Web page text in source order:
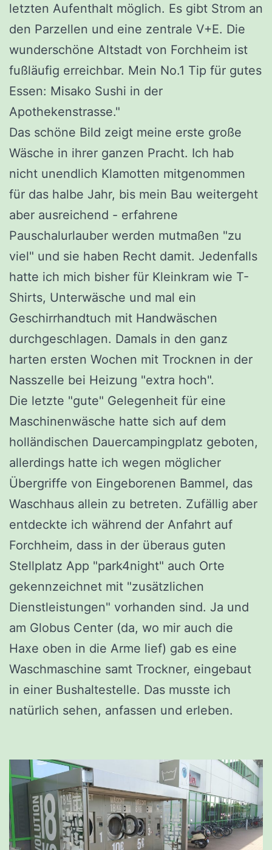
letzten Aufenthalt möglich. Es gibt Strom an
den Parzellen und eine zentrale V+E. Die
wunderschöne Altstadt von Forchheim ist
fußläufig erreichbar. Mein No.1 Tip für gutes
Essen: Misako Sushi in der
Apothekenstrasse."
Das schöne Bild zeigt meine erste große
Wäsche in ihrer ganzen Pracht. Ich hab
nicht unendlich Klamotten mitgenommen
für das halbe Jahr, bis mein Bau weitergeht
aber ausreichend - erfahrene
Pauschalurlauber werden mutmaßen "zu
viel" und sie haben Recht damit. Jedenfalls
hatte ich mich bisher für Kleinkram wie T-
Shirts, Unterwäsche und mal ein
Geschirrhandtuch mit Handwäschen
durchgeschlagen. Damals in den ganz
harten ersten Wochen mit Trocknen in der
Nasszelle bei Heizung "extra hoch".
Die letzte "gute" Gelegenheit für eine
Maschinenwäsche hatte sich auf dem
holländischen Dauercampingplatz geboten,
allerdings hatte ich wegen möglicher
Übergriffe von Eingeborenen Bammel, das
Waschhaus allein zu betreten. Zufällig aber
entdeckte ich während der Anfahrt auf
Forchheim, dass in der überaus guten
Stellplatz App "park4night" auch Orte
gekennzeichnet mit "zusätzlichen
Dienstleistungen" vorhanden sind. Ja und
am Globus Center (da, wo mir auch die
Haxe oben in die Arme lief) gab es eine
Waschmaschine samt Trockner, eingebaut
in einer Bushaltestelle. Das musste ich
natürlich sehen, anfassen und erleben.